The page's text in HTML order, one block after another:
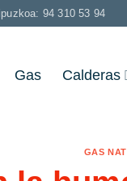
94 310 53 94
Gas Calderas
GAS